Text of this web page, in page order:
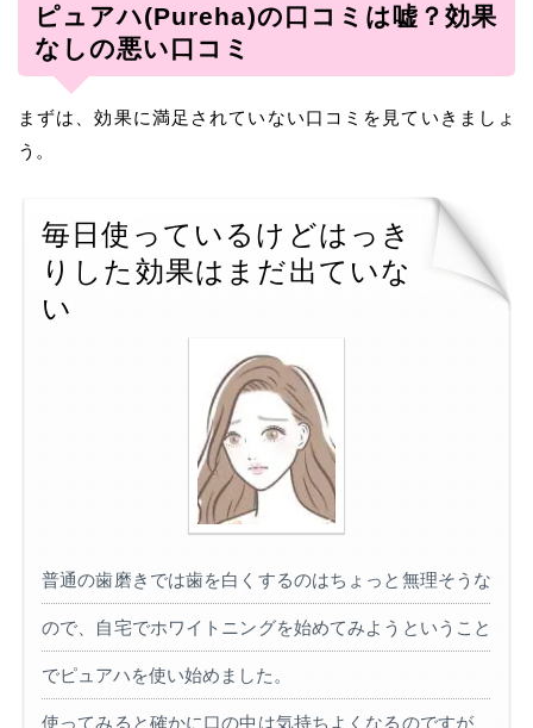
ピュアハ(Pureha)の口コミは嘘？効果
なしの悪い口コミ
まずは、効果に満足されていない口コミを見ていきましょ
う。
毎日使っているけどはっき
りした効果はまだ出ていな
い
普通の歯磨きでは歯を白くするのはちょっと無理そうな
ので、自宅でホワイトニングを始めてみようということ
でピュアハを使い始めました。
使ってみると確かに口の中は気持ちよくなるのですが、